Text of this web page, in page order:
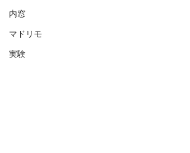
内窓
マドリモ
実験